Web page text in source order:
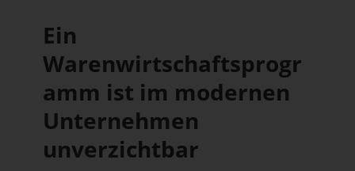
Ein
Warenwirtschaftsprogr
amm ist im modernen
Unternehmen
unverzichtbar